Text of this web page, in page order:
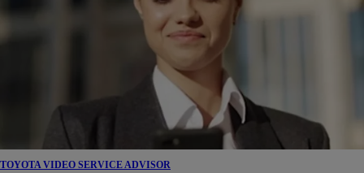
TOYOTA VIDEO SERVICE ADVISOR